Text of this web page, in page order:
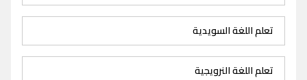
تعلم اللغة السويدية
تعلم اللغة النرويجية